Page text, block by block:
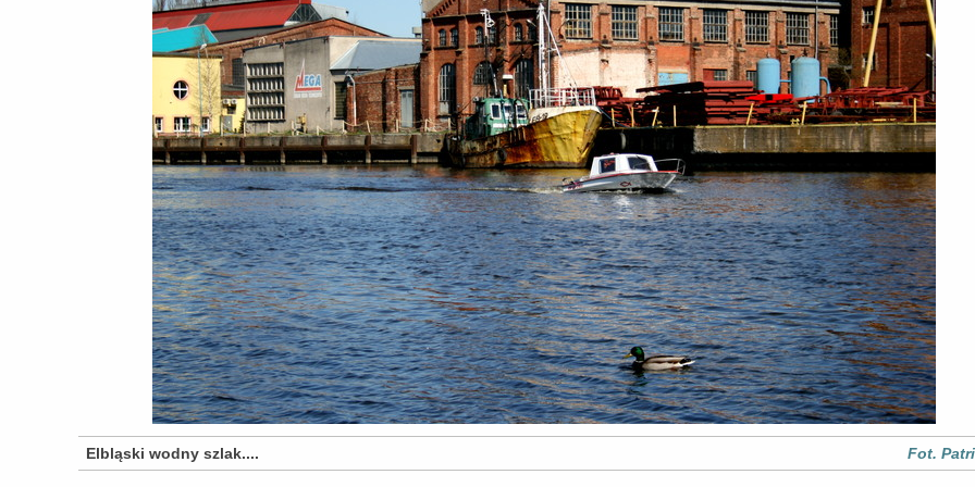
Elbląski wodny szlak.... Fot.